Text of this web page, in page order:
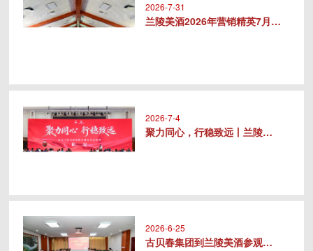
2026-7-31
兰陵美酒2026年营销精英7月专..
2026-7-4
聚力同心，行稳致远丨兰陵美酒20..
2026-6-25
古贝春集团到兰陵美酒参观交流